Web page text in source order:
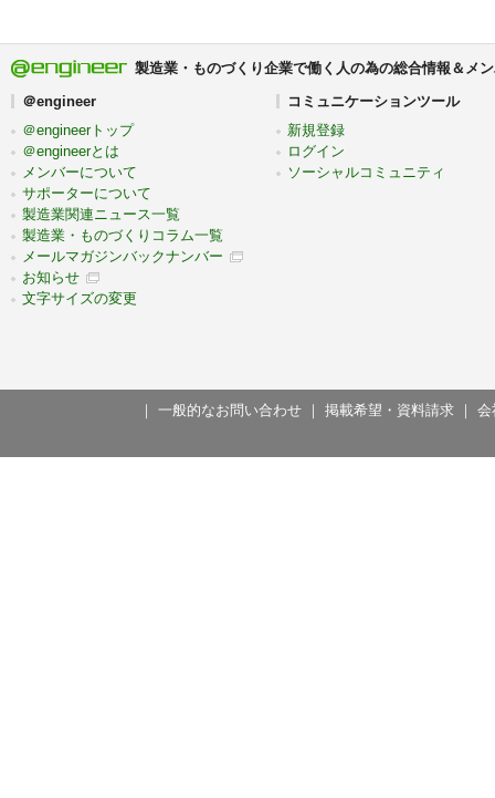
製造業・ものづくり企業で働く人の為の総合情報＆メ
＠engineer
＠engineerトップ
＠engineerとは
メンバーについて
サポーターについて
製造業関連ニュース一覧
製造業・ものづくりコラム一覧
メールマガジンバックナンバー
お知らせ
文字サイズの変更
コミュニケーションツール
新規登録
ログイン
ソーシャルコミュニティ
｜ 一般的なお問い合わせ ｜ 掲載希望・資料請求 ｜ 会